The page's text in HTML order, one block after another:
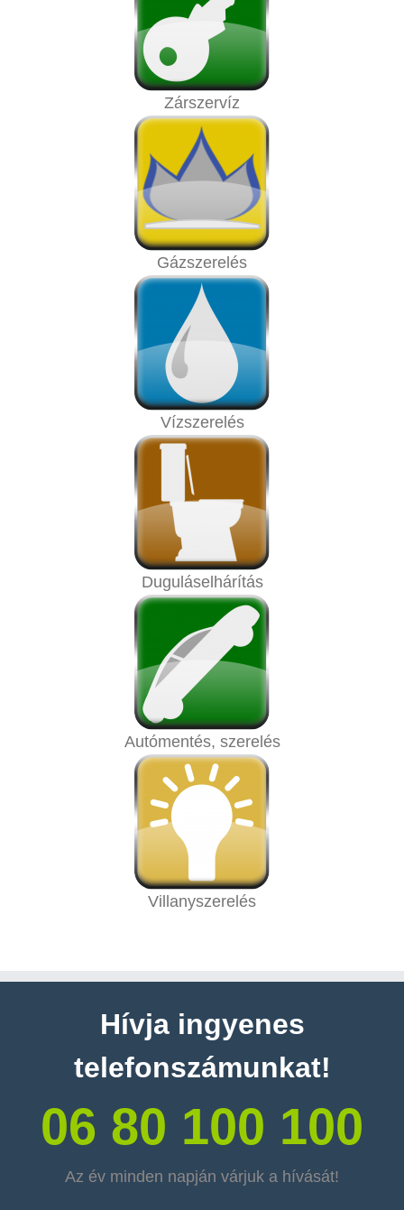
Zárszervíz
Gázszerelés
Vízszerelés
Duguláselhárítás
Autómentés, szerelés
Villanyszerelés
Hívja ingyenes
telefonszámunkat!
06 80 100 100
Az év minden napján várjuk a hívását!